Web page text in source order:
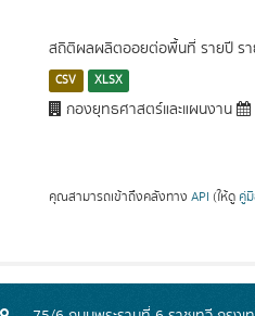
สถิติผลผลิตออยต่อพื้นที่ รายปี ร
CSV XLSX
กองยุทธศาสตร์และแผนงาน
คุณสามารถเข้าถึงคลังทาง API (ให้ดู คู่